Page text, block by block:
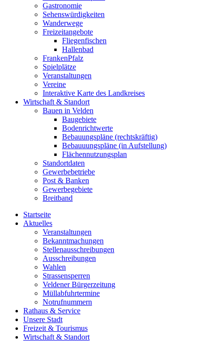
Gastronomie
Sehenswürdigkeiten
Wanderwege
Freizeitangebote
Fliegenfischen
Hallenbad
FrankenPfalz
Spielplätze
Veranstaltungen
Vereine
Interaktive Karte des Landkreises
Wirtschaft & Standort
Bauen in Velden
Baugebiete
Bodenrichtwerte
Bebauungspläne (rechtskräftig)
Bebauuungspläne (in Aufstellung)
Flächennutzungsplan
Standortdaten
Gewerbebetriebe
Post & Banken
Gewerbegebiete
Breitband
Startseite
Aktuelles
Veranstaltungen
Bekanntmachungen
Stellenausschreibungen
Ausschreibungen
Wahlen
Strassensperren
Veldener Bürgerzeitung
Müllabfuhrtermine
Notrufnummern
Rathaus & Service
Unsere Stadt
Freizeit & Tourismus
Wirtschaft & Standort